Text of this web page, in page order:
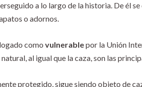
a lo largo de la historia. De él
o adornos.
como vulnerablepor la Unión
al igual que la caza, son las
protegido, sigue siendo objeto de